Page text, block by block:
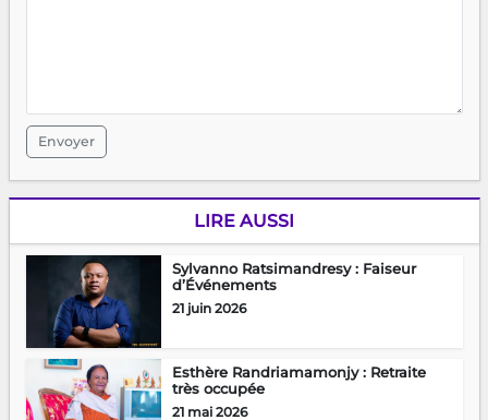
Envoyer
LIRE AUSSI
Sylvanno Ratsimandresy : Faiseur
d’Événements
21 juin 2026
Esthère Randriamamonjy : Retraite
très occupée
21 mai 2026